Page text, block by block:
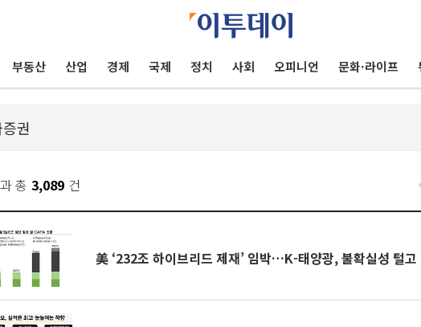
부동산 산업 경제 국제 정치 사회 오피니언 문화·라이프
총 3,089 건
美 ‘232조 하이브리드 제재’ 임박…K-태양광, 불확실성 털고